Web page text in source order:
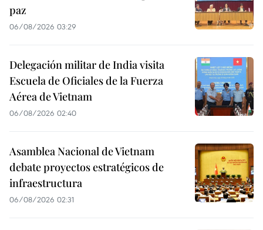
paz
06/08/2026 03:29
Delegación militar de India visita
Escuela de Oficiales de la Fuerza
Aérea de Vietnam
06/08/2026 02:40
Asamblea Nacional de Vietnam
debate proyectos estratégicos de
infraestructura
06/08/2026 02:31